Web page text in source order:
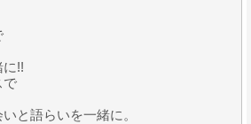
!!
で
と語らいを一緒に。